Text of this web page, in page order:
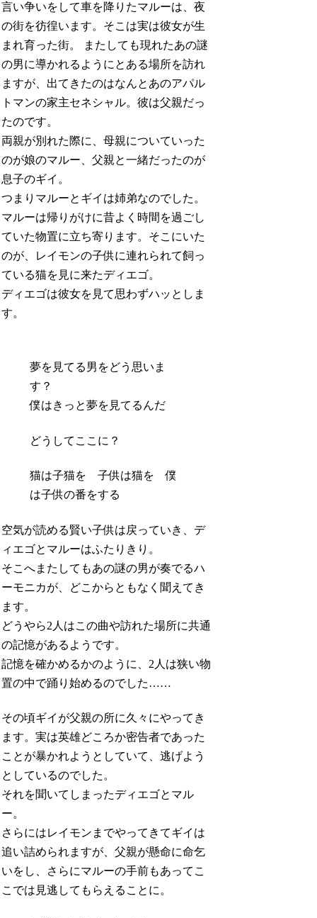
言い争いをして車を降りたマルーは、夜
の街を彷徨います。そこは実は彼女が生
まれ育った街。 またしても現れたあの謎
の男に導かれるようにとある場所を訪れ
ますが、出てきたのはなんとあのアパル
トマンの家主セネシャル。彼は父親だっ
たのです。
両親が別れた際に、母親についていった
のが娘のマルー、父親と一緒だったのが
息子のギイ。
つまりマルーとギイは姉弟なのでした。
マルーは帰りがけに昔よく時間を過ごし
ていた物置に立ち寄ります。そこにいた
のが、レイモンの子供に連れられて飼っ
ている猫を見に来たディエゴ。
ディエゴは彼女を見て思わずハッとしま
す。
夢を見てる男をどう思いま
す？
僕はきっと夢を見てるんだ
どうしてここに？
猫は子猫を 子供は猫を 僕
は子供の番をする
空気が読める賢い子供は戻っていき、デ
ィエゴとマルーはふたりきり。
そこへまたしてもあの謎の男が奏でるハ
ーモニカが、どこからともなく聞えてき
ます。
どうやら2人はこの曲や訪れた場所に共通
の記憶があるようです。
記憶を確かめるかのように、2人は狭い物
置の中で踊り始めるのでした……
その頃ギイが父親の所に久々にやってき
ます。実は英雄どころか密告者であった
ことが暴かれようとしていて、逃げよう
としているのでした。
それを聞いてしまったディエゴとマル
ー。
さらにはレイモンまでやってきてギイは
追い詰められますが、父親が懸命に命乞
いをし、さらにマルーの手前もあってこ
こでは見逃してもらえることに。